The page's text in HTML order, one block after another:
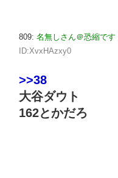
809: 名無しさん＠恐縮です
ID:XvxHAzxy0
>>38
大谷ダウト
162とかだろ